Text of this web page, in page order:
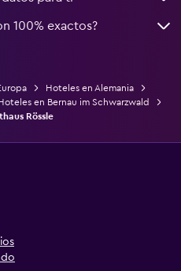
100% exactos?
Hoteles en Alemania
en Bernau im Schwarzwald
Rössle